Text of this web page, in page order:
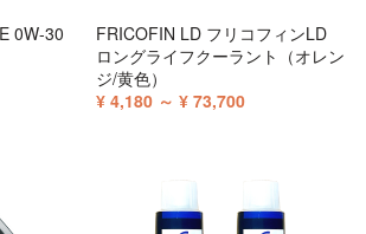
0W-30
FRICOFIN LD フリコフィンLD
ロングライフクーラント（オレン
ジ/黄色）
¥ 4,180 ～ ¥ 73,700